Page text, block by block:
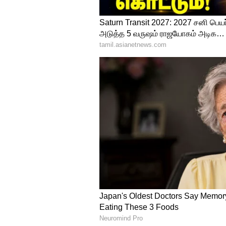
Sunrisers Hyderabad
Match
இதே போன்று அதிரடியாக விளையாடி ரன்கள்
76 ரன்கள் குவித்து ஆட்டமிழக்காமல்
பவுண்டரி, 3 சிக்ஸர் உள்பட 42 ரன்கள்
10